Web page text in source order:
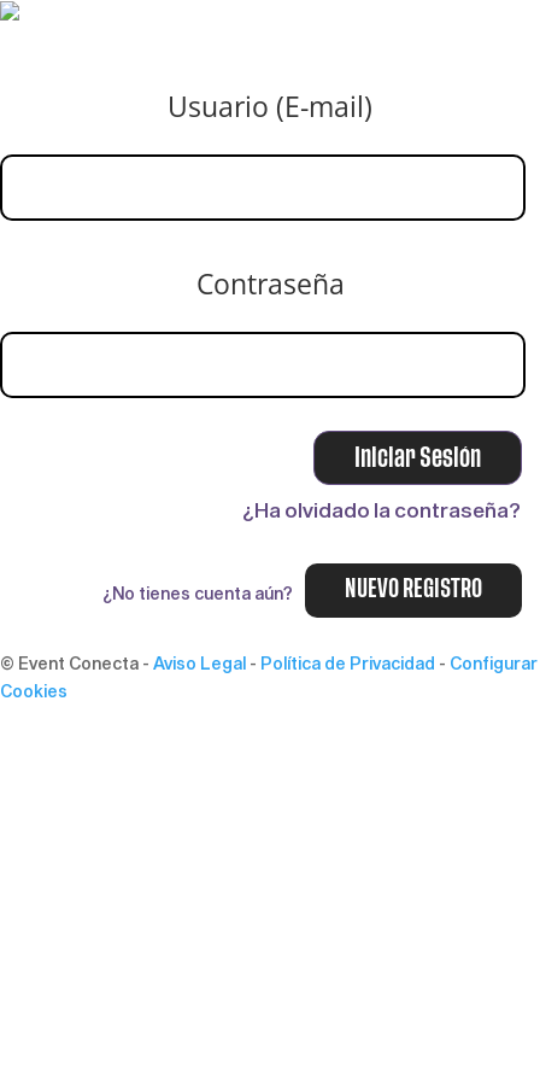
Usuario (E-mail)
Contraseña
¿Ha olvidado la contraseña?
NUEVO REGISTRO
¿No tienes cuenta aún?
© Event Conecta - Aviso Legal - Política de Privacidad - Configurar
Cookies